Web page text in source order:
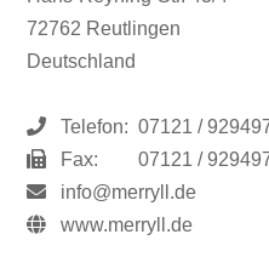
72762 Reutlingen
Deutschland
Telefon: 07121 /
Fax:
07121 /
info@merryll.de
www.merryll.de